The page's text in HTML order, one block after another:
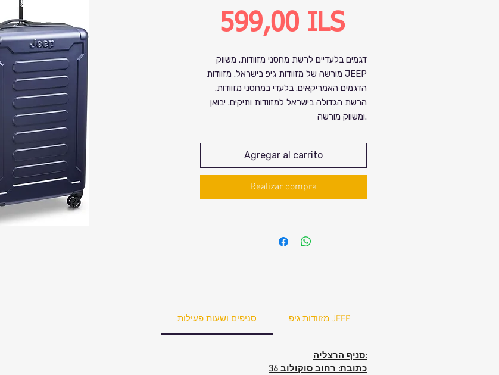
599,00 ILSPrecio
דגמים בלעדיים לרשת מחסני מזוודות. משווק
JEEP
הרשת הגדולה בישראל למזוודות ותיקים. יבואן
ומשווק מורשה.
Agregar al carrito
Realizar compra
סניפים ושעות פעילות מזוודות גיפ JEEP
סניף הרצליה:
כתובת: רחוב סוקולוב 36